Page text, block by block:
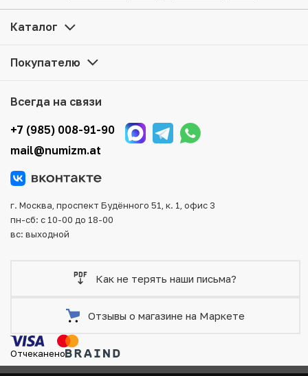
можно в нашем интернет-магазине — Вам достаточно
оформить заказ на сайте. Все монеты, представленные
Мы доставим Ваш заказ в любой регион России, кроме
оплаты и доставки заказа. Все отправления надежно и
тщательно упаковываются, что исключает возможность
повреждения во время доставки.
Каталог
Покупателю
Всегда на связи
+7 (985) 008-91-90
mail@numizm.at
г. Москва, проспект Будённого 51, к. 1, офис 3
пн-сб: с 10-00 до 18-00
вс: выходной
Как не терять наши письма?
Отзывы о магазине на Маркете
Отчеканено